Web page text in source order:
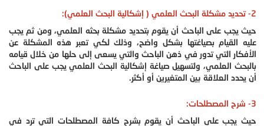
2- تحديد مشكلة البحث العلمي ( إشكالية البحث العلمي):
حيث يجب على الباحث أن يقوم بتحديد مشكلة بحثه العلمي، ومن ثم يجب
عليه القيام بصياغتها بشكل واضح، وذلك لكي تعبر هذه المشكلة عن
الأفكار التي تدور في ذهن الباحث والتي يسعى إلى حلها من خلال قيامه
بالبحث العلمي، ولتسهيل صياغة إشكالية البحث العلمي يجب على الباحث
أن يحدد العلاقة بين المتغيرين أو أكثر.
3- شرح المصطلحات:
حيث يجب على الباحث أن يقوم بشرح كافة المصطلحات التي ترد في